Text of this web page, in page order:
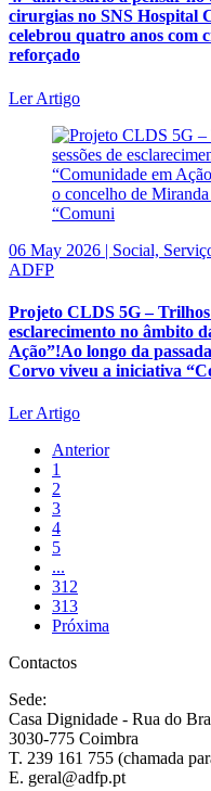
cirurgias no SNS Hospital
celebrou quatro anos com
reforçado
Ler Artigo
06 May 2026 | Social,
ADFP
Projeto CLDS 5G – Trilhos
esclarecimento no âmbito
Ação”!Ao longo da
Corvo viveu a iniciativa
Ler Artigo
Anterior
1
2
3
4
5
...
312
313
Próxima
Contactos
Sede:
Casa Dignidade - Rua do
3030-775 Coimbra
T. 239 161 755 (chamada
E. geral@adfp.pt